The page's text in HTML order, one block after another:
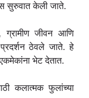
सुरुवात केली जाते.
ग्रामीण जीवन आणि
प्रदर्शन ठेवले जाते. हे
भेट देतात.
कलात्मक फुलांच्या